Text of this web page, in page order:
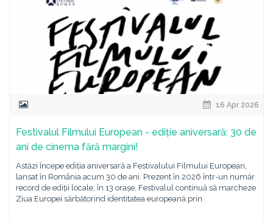
16 Apr 2026
Festivalul Filmului European - ediție aniversară: 30 de
ani de cinema fără margini!
Astăzi începe ediția aniversară a Festivalului Filmului European,
lansat în România acum 30 de ani. Prezent în 2026 într-un număr
record de ediții locale, în 13 orașe, Festivalul continuă să marcheze
Ziua Europei sărbătorind identitatea europeană prin